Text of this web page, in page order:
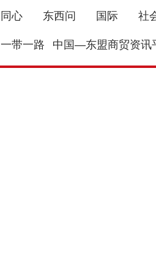
同心 东西问 国际 社
一带一路 中国—东盟商贸资讯